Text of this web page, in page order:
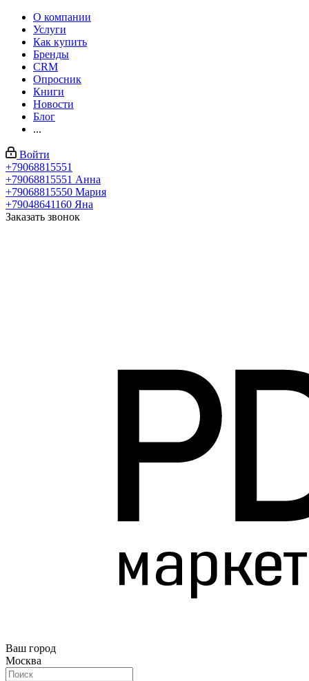
О компании
Услуги
Как купить
Бренды
CRM
Опросник
Книги
Новости
Блог
...
Войти
+79068815551
+79068815551 Анна
+79068815550 Мария
+79048641160 Яна
Заказать звонок
Ваш город
Москва